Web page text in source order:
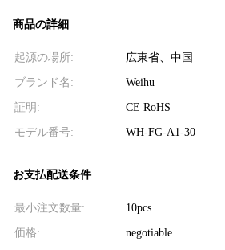
商品の詳細
起源の場所: 広東省、中国
ブランド名: Weihu
証明: CE RoHS
モデル番号: WH-FG-A1-30
お支払配送条件
最小注文数量: 10pcs
価格: negotiable